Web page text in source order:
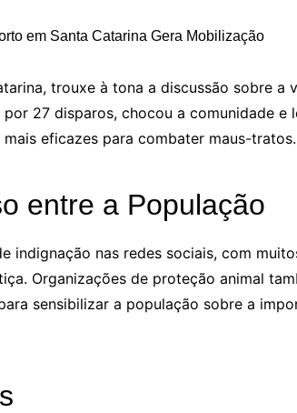
trouxe à tona a discussão sobre a
27 disparos, chocou a comunidade e
eficazes para combater maus-tratos.
entre a População
indignação nas redes sociais, com
Organizações de proteção animal
sensibilizar a população sobre a